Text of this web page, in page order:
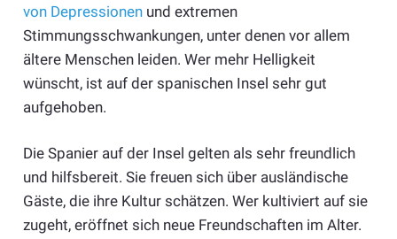
von Depressionenund extremen
Stimmungsschwankungen, unter denen vor allem
ältere Menschen leiden. Wer mehr Helligkeit
wünscht, ist auf der spanischen Insel sehr gut
aufgehoben.
Die Spanier auf der Insel gelten als sehr freundlich
und hilfsbereit. Sie freuen sich über ausländische
Gäste, die ihre Kultur schätzen. Wer kultiviert auf sie
zugeht, eröffnet sich neue Freundschaften im Alter.